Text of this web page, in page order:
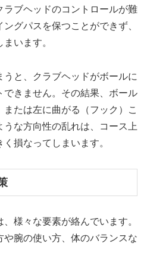
ブヘッドのコントロールが難
グパスを保つことができず、
います。
と、クラブヘッドがボールに
できません。その結果、ボール
たは左に曲がる（フック）こ
うな方向性の乱れは、コース上
損なってしまいます。
様々な要素が絡んでいます。
腕の使い方、体のバランスな